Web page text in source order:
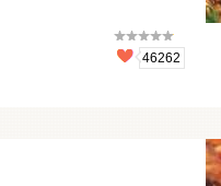
46262